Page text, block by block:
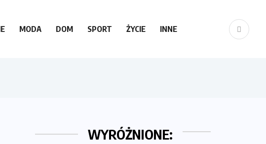
MODA DOM SPORT ŻYCIE INNE
WYRÓŻNIONE: